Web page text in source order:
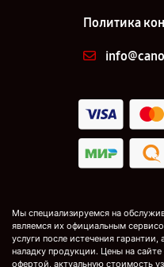
Политика
Мы специализируемся на
являемся их официальным
услуги после истечения
наладку продукции. Цены на
офертой, актуальную стоимость